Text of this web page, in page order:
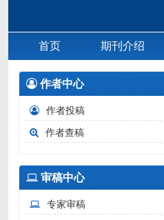
首页 期刊介绍
作者中心
作者投稿
作者查稿
审稿中心
专家审稿